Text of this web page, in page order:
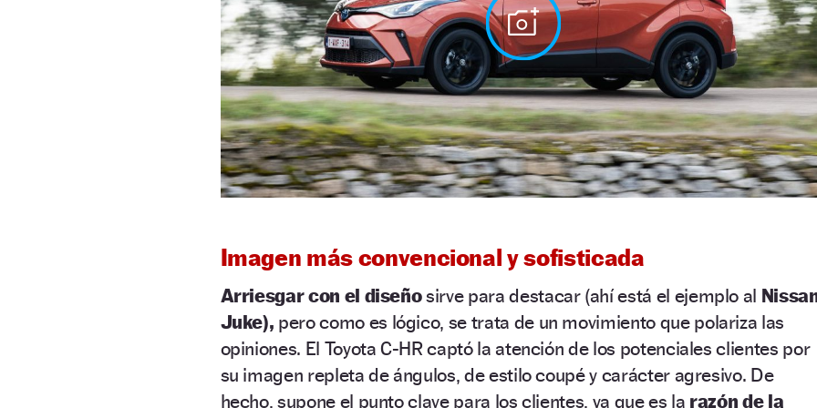
Imagen más convencional y sofisticada
Arriesgar con el diseñosirve para destacar (ahí está el ejemplo al
Juke), pero como es lógico, se trata de un movimiento que polariza las
opiniones. El Toyota C-HR captó la atención de los potenciales clientes por
su imagen repleta de ángulos, de estilo coupé y carácter agresivo. De
hecho, supone el punto clave para los clientes, ya que es la razón de la